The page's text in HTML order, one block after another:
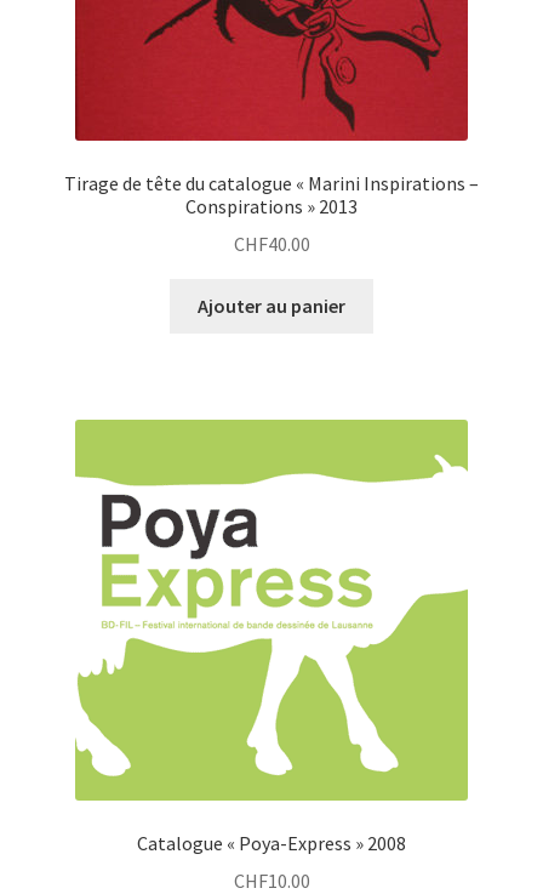
Tirage de tête du catalogue « Marini Inspirations –
Conspirations » 2013
CHF40.00
Ajouter au panier
Catalogue « Poya-Express » 2008
CHF10.00